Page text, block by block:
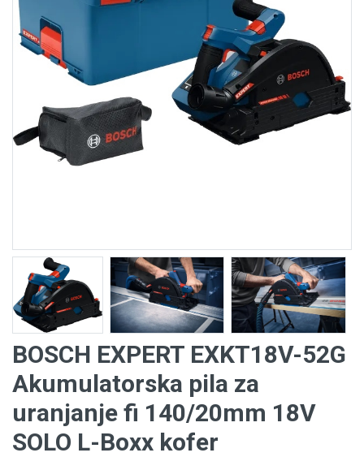
BOSCH EXPERT EXKT18V-52G
Akumulatorska pila za
uranjanje fi 140/20mm 18V
SOLO L-Boxx kofer